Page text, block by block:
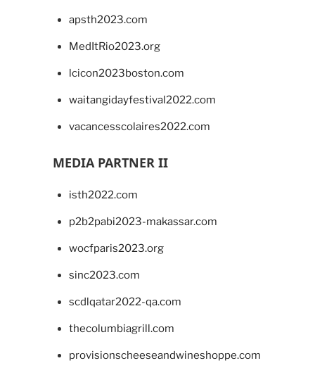
apsth2023.com
MedItRio2023.org
lcicon2023boston.com
waitangidayfestival2022.com
vacancesscolaires2022.com
MEDIA PARTNER II
isth2022.com
p2b2pabi2023-makassar.com
wocfparis2023.org
sinc2023.com
scdlqatar2022-qa.com
thecolumbiagrill.com
provisionscheeseandwineshoppe.com